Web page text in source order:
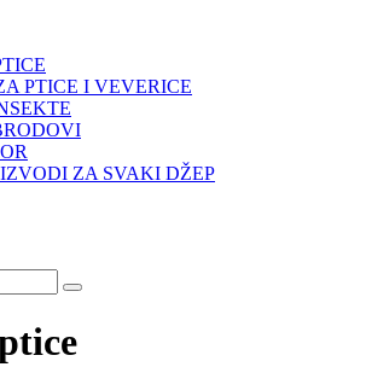
PTICE I VEVERICE
ZA SVAKI DŽEP